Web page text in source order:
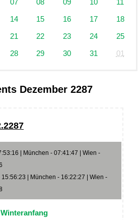
07 08 09 10
11
14 15 16 17
18
21 22 23 24
25
28 29 30 31 01
Dezember 2287
| München - 07:41:47 | Wien -
| München - 16:22:27 | Wien -